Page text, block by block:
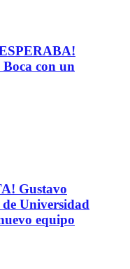
con un
Gustavo
Universidad
equipo